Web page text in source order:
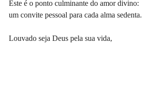
Este é o ponto culminante do amor divino:
um convite pessoal para cada alma sedenta.
Louvado seja Deus pela sua vida,